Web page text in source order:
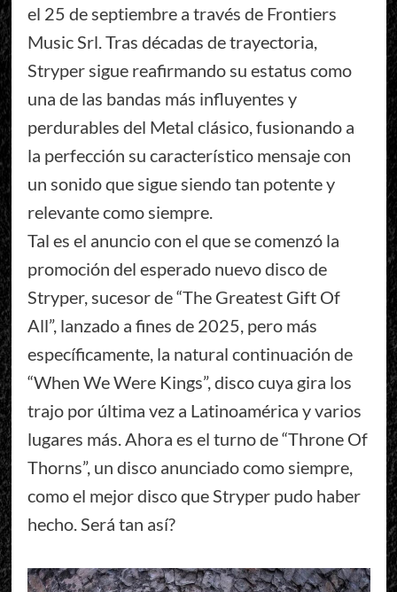
el 25 de septiembre a través de Frontiers
Music Srl. Tras décadas de trayectoria,
Stryper sigue reafirmando su estatus como
una de las bandas más influyentes y
perdurables del Metal clásico, fusionando a
la perfección su característico mensaje con
un sonido que sigue siendo tan potente y
relevante como siempre.
Tal es el anuncio con el que se comenzó la
promoción del esperado nuevo disco de
Stryper, sucesor de “The Greatest Gift Of
All”, lanzado a fines de 2025, pero más
específicamente, la natural continuación de
“When We Were Kings”, disco cuya gira los
trajo por última vez a Latinoamérica y varios
lugares más. Ahora es el turno de “Throne Of
Thorns”, un disco anunciado como siempre,
como el mejor disco que Stryper pudo haber
hecho. Será tan así?